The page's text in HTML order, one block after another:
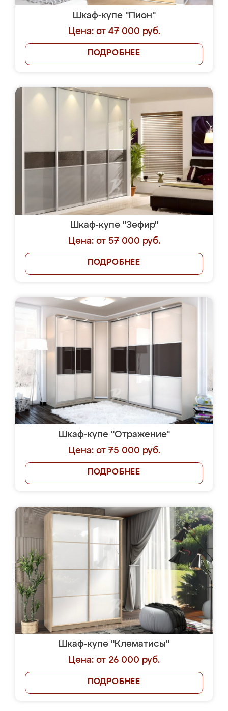
Шкаф-купе "Пион"
Цена: от 47 000 руб.
ПОДРОБНЕЕ
Шкаф-купе "Зефир"
Цена: от 57 000 руб.
ПОДРОБНЕЕ
Шкаф-купе "Отражение"
Цена: от 75 000 руб.
ПОДРОБНЕЕ
Шкаф-купе "Клематисы"
Цена: от 26 000 руб.
ПОДРОБНЕЕ